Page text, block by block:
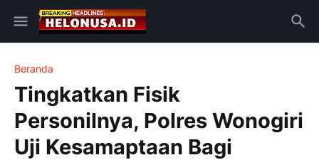
Beranda
Tingkatkan Fisik
Personilnya, Polres Wonogiri
Uji Kesamaptaan Bagi